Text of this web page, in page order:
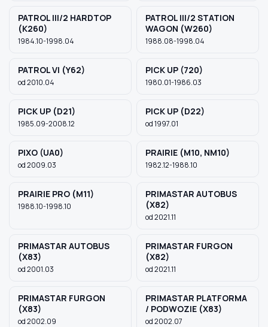
PATROL III/2 HARDTOP
(K260)
1984.10-1998.04
PATROL III/2 STATION
WAGON (W260)
1988.08-1998.04
PATROL VI (Y62)
od 2010.04
PICK UP (720)
1980.01-1986.03
PICK UP (D21)
1985.09-2008.12
PICK UP (D22)
od 1997.01
PIXO (UA0)
od 2009.03
PRAIRIE (M10, NM10)
1982.12-1988.10
PRAIRIE PRO (M11)
1988.10-1998.10
PRIMASTAR AUTOBUS
(X82)
od 2021.11
PRIMASTAR AUTOBUS
(X83)
od 2001.03
PRIMASTAR FURGON
(X82)
od 2021.11
PRIMASTAR FURGON
(X83)
od 2002.09
PRIMASTAR PLATFORMA
/ PODWOZIE (X83)
od 2002.07